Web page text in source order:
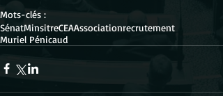
Mots-clés :
SénatMinsitreCEAAssociationrecrutement
Muriel Pénicaud